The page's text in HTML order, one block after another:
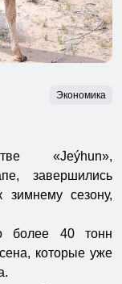
Экономика
«Jeýhun»,
завершились
зимнему сезону,
более 40 тонн
которые уже